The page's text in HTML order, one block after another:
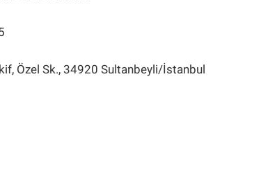
Özel Sk., 34920 Sultanbeyli/İstanbul